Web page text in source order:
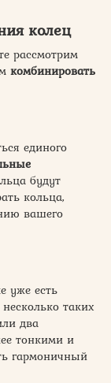
колец
рассмотрим
комбинировать
единого
будут
кольца,
вашего
уже есть
таких
два
тонкими и
гармоничный